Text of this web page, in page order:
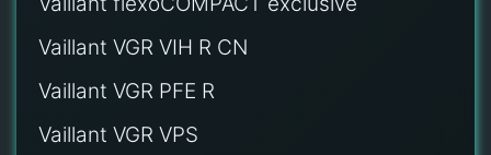
Vaillant VGR VIH R CN
Vaillant VGR PFE R
Vaillant VGR VPS